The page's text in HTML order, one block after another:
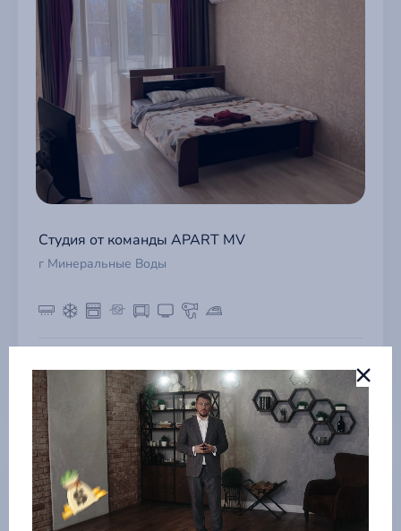
Студия от команды APART MV
г Минеральные Воды
3 150 ₽